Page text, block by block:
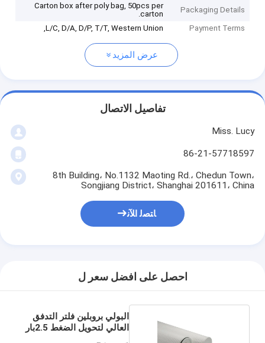
Packaging Details
Carton box after poly bag, 50pcs per
carton.
Payment Terms
L/C, D/A, D/P, T/T, Western Union,
عرض المزيد
تفاصيل الاتصال
Miss. Lucy
86-21-57718597
8th Building، No.1132 Maoting Rd.، Chedun Town،
Songjiang District، Shanghai 201611، China
ﺎﺘﺼﻟ ﺍﻶﻧ
احصل على افضل سعر ل
البولي بروبلين فلتر التدفق
العالي لتحويل الضغط 2.5بار